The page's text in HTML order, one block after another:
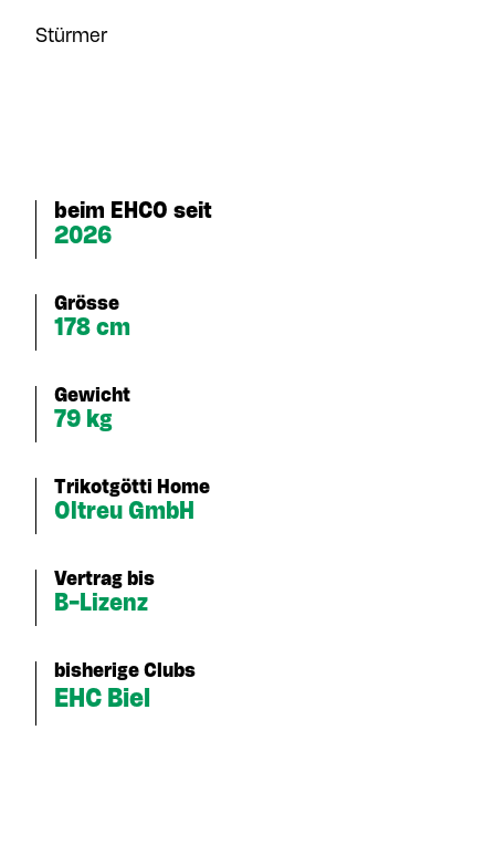
Stürmer
beim EHCO seit
2026
Grösse
178 cm
Gewicht
79 kg
Trikotgötti Home
Oltreu GmbH
Vertrag bis
B-Lizenz
bisherige Clubs
EHC Biel